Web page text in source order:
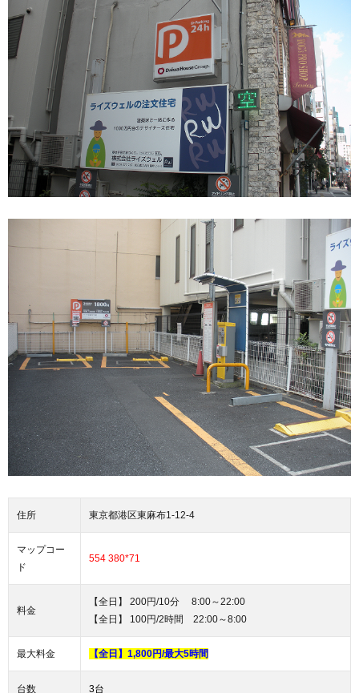
住所 東京都港区東麻布1-12-4
マップコー
ド
554 380*71
料金
【全日】 200円/10分 8:00～22:00
【全日】 100円/2時間 22:00～8:00
最大料金 【全日】1,800円/最大5時間
台数 3台